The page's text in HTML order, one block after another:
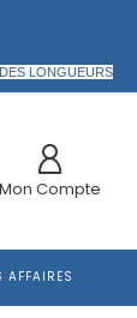
LONGUEURS
Mon Compte
AFFAIRES